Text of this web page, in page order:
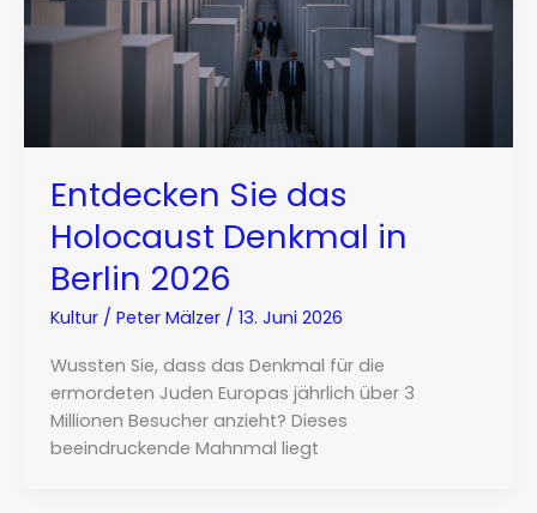
Entdecken Sie das
Holocaust Denkmal in
Berlin 2026
Kultur/ Peter Mälzer / 13. Juni 2026
Wussten Sie, dass das Denkmal für die
ermordeten Juden Europas jährlich über 3
Millionen Besucher anzieht? Dieses
beeindruckende Mahnmal liegt